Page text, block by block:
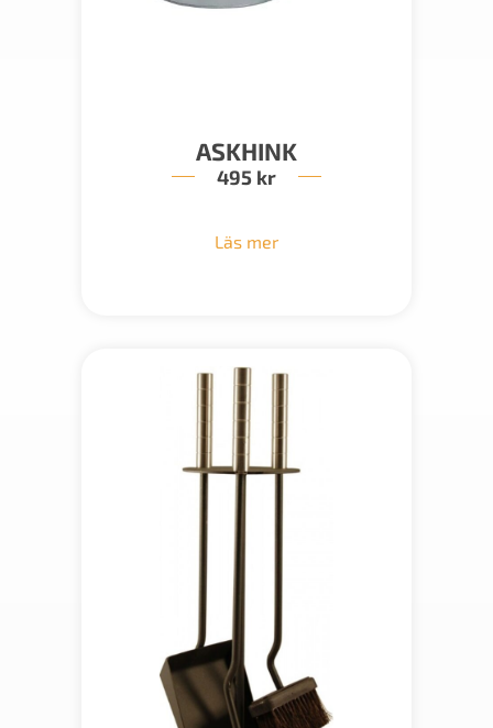
ASKHINK
495 kr
Läs mer